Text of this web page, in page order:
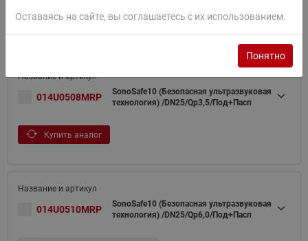
Купить аналог
014U0508MRP
SonoSafe10 (Безопасная ультразвуковая
технология) /DN25/Qp3,5/Под+Пасп
Купить аналог
014U0510MRP
SonoSafe10 (Безопасная ультразвуковая
технология) /DN25/Qp6,0/Под+Пасп
Оставаясь на сайте, вы соглашаетесь с их использованием.
Понятно